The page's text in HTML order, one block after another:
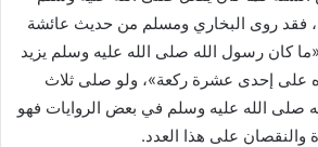
فقد روى البخاري ومسلم من حديث عائشة
كان رسول الله صلى الله عليه وسلم يزيد
على إحدى عشرة ركعة»، ولو صلى ثلاث
صلى الله عليه وسلم في بعض الروايات فهو
والنقصان على هذا العدد.